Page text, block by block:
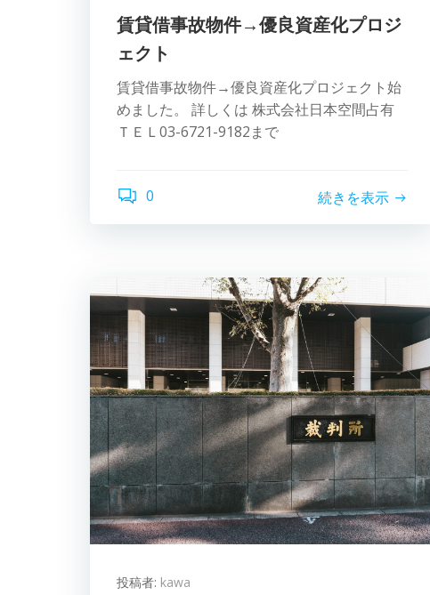
賃貸借事故物件→優良資産化プロジ
ェクト
賃貸借事故物件→優良資産化プロジェクト始
めました。 詳しくは 株式会社日本空間占有
ＴＥＬ03-6721-9182まで
0 続きを表示
投稿者: kawa